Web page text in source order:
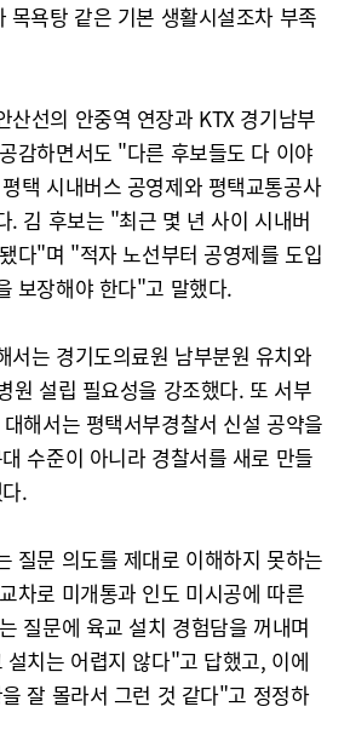
목욕탕 같은 기본 생활시설조차 부족
산선의 안중역 연장과 KTX 경기남부
감하면서도 "다른 후보들도 다 이야
택 시내버스 공영제와 평택교통공사
. 김 후보는 "최근 몇 년 사이 시내버
다"며 "적자 노선부터 공영제를 도입
보장해야 한다"고 말했다.
서는 경기도의료원 남부분원 유치와
원 설립 필요성을 강조했다. 또 서부
해서는 평택서부경찰서 신설 공약을
수준이 아니라 경찰서를 새로 만들
.
질문 의도를 제대로 이해하지 못하는
차로 미개통과 인도 미시공에 따른
질문에 육교 설치 경험담을 꺼내며
치는 어렵지 않다"고 답했고, 이에
잘 몰라서 그런 것 같다"고 정정하